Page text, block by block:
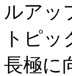
ルアッ
トピ
長極に